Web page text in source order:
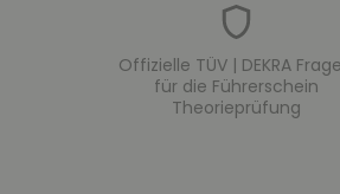
Offizielle TÜV | DEKRA
für die Führerschein
Theorieprüfung